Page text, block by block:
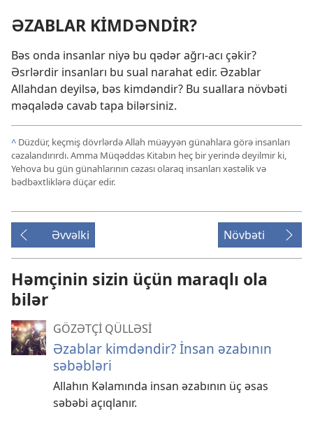
ƏZABLAR KİMDƏNDİR?
Bəs onda insanlar niyə bu qədər ağrı-acı çəkir?
Əsrlərdir insanları bu sual narahat edir. Əzablar
Allahdan deyilsə, bəs kimdəndir? Bu suallara növbəti
məqalədə cavab tapa bilərsiniz.
^ Düzdür, keçmiş dövrlərdə Allah müəyyən günahlara görə insanları
cəzalandırırdı. Amma Müqəddəs Kitabın heç bir yerində deyilmir ki,
Yehova bu gün günahlarının cəzası olaraq insanları xəstəlik və
bədbəxtliklərə düçar edir.
Əvvəlki Növbəti
Həmçinin sizin üçün maraqlı ola
bilər
GÖZƏTÇİ QÜLLƏSİ
Əzablar kimdəndir? İnsan əzabının
səbəbləri
Allahın Kəlamında insan əzabının üç əsas
səbəbi açıqlanır.